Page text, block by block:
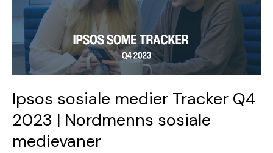
Ipsos sosiale medier Tracker Q4
2023 | Nordmenns sosiale
medievaner
2023
Nordmenns
sosiale
medievaner